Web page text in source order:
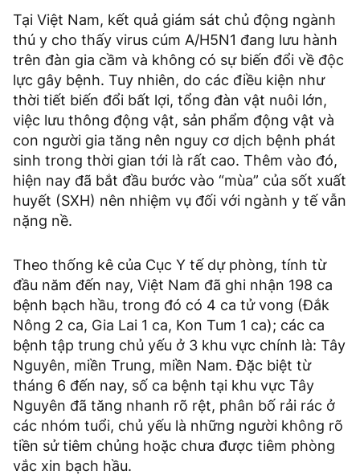
Tại Việt Nam, kết quả giám sát chủ động ngành
thú y cho thấy virus cúm A/H5N1 đang lưu hành
trên đàn gia cầm và không có sự biến đổi về độc
lực gây bệnh. Tuy nhiên, do các điều kiện như
thời tiết biến đổi bất lợi, tổng đàn vật nuôi lớn,
việc lưu thông động vật, sản phẩm động vật và
con người gia tăng nên nguy cơ dịch bệnh phát
sinh trong thời gian tới là rất cao. Thêm vào đó,
hiện nay đã bắt đầu bước vào “mùa” của sốt xuất
huyết (SXH) nên nhiệm vụ đối với ngành y tế vẫn
nặng nề.
Theo thống kê của Cục Y tế dự phòng, tính từ
đầu năm đến nay, Việt Nam đã ghi nhận 198 ca
bệnh bạch hầu, trong đó có 4 ca tử vong (Đắk
Nông 2 ca, Gia Lai 1 ca, Kon Tum 1 ca); các ca
bệnh tập trung chủ yếu ở 3 khu vực chính là: Tây
Nguyên, miền Trung, miền Nam. Đặc biệt từ
tháng 6 đến nay, số ca bệnh tại khu vực Tây
Nguyên đã tăng nhanh rõ rệt, phân bố rải rác ở
các nhóm tuổi, chủ yếu là những người không rõ
tiền sử tiêm chủng hoặc chưa được tiêm phòng
vắc xin bạch hầu.